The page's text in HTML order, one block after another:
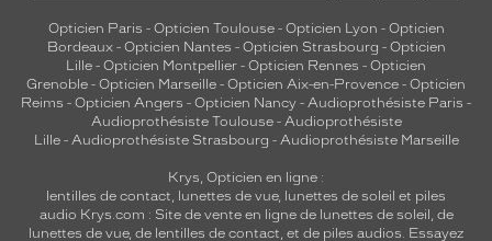
Opticien Paris - Opticien Toulouse- Opticien Lyon - Opticien
Bordeaux- Opticien Nantes - Opticien Strasbourg - Opticien
Lille - Opticien Montpellier - Opticien Rennes - Opticien
Grenoble - Opticien Marseille - Opticien Aix-en-Provence - Opticien
Reims - Opticien Angers - Opticien Nancy - Audioprothésiste Paris -
Audioprothésiste Toulouse- Audioprothésiste
Lille- Audioprothésiste Strasbourg - Audioprothésiste Marseille
Krys, Opticien en ligne :
lentilles de contact, lunettes de vue, lunettes de soleil et piles
audio Krys.com : Site de vente en ligne de lunettes de soleil, de
lunettes de vue, de lentilles de contact, et de piles audios. Essayez